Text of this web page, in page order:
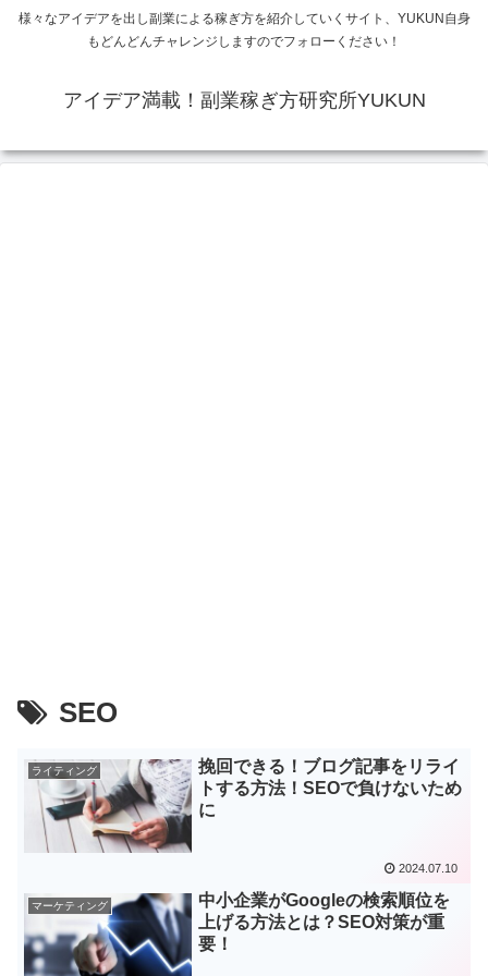
様々なアイデアを出し副業による稼ぎ方を紹介していくサイト、YUKUN自身
もどんどんチャレンジしますのでフォローください！
アイデア満載！副業稼ぎ方研究所YUKUN
SEO
ライティング
挽回できる！ブログ記事をリライ
トする方法！SEOで負けないため
に
2024.07.10
マーケティング
中小企業がGoogleの検索順位を
上げる方法とは？SEO対策が重
要！